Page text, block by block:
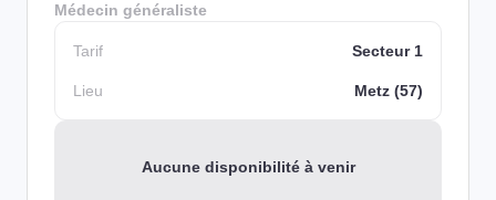
Médecin généraliste
Tarif Secteur 1
Lieu Metz (57)
Aucune disponibilité à venir